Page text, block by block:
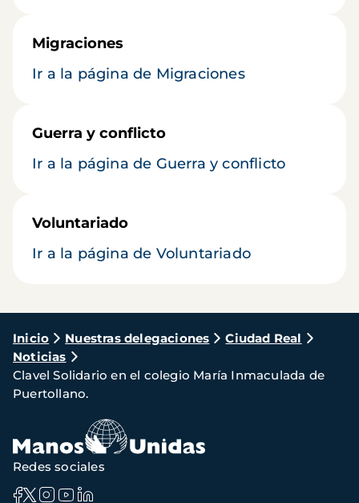
Migraciones
Ir a la página de Migraciones
Guerra y conflicto
Ir a la página de Guerra y conflicto
Voluntariado
Ir a la página de Voluntariado
Ruta
de
navegación
Inicio Nuestras delegaciones
Ciudad Real
Noticias
Clavel Solidario en el colegio María Inmaculada de
Puertollano.
Redes sociales